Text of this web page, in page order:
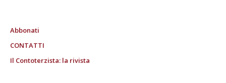
Abbonati
CONTATTI
Il Contoterzista: la rivista